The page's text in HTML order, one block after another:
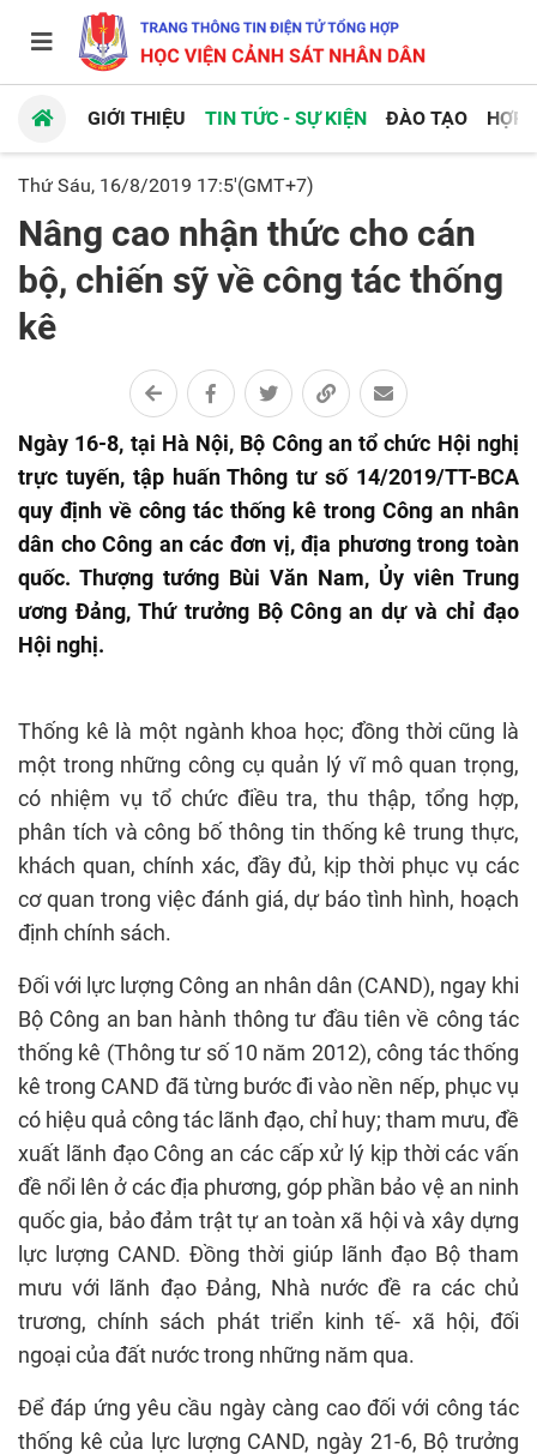
GIỚI THIỆU TIN TỨC - SỰ KIỆN ĐÀO TẠO HỢP
Thứ Sáu, 16/8/2019 17:5'(GMT+7)
Nâng cao nhận thức cho cán
bộ, chiến sỹ về công tác thống
kê
Ngày 16-8, tại Hà Nội, Bộ Công an tổ chức Hội nghị
trực tuyến, tập huấn Thông tư số 14/2019/TT-BCA
quy định về công tác thống kê trong Công an nhân
dân cho Công an các đơn vị, địa phương trong toàn
quốc. Thượng tướng Bùi Văn Nam, Ủy viên Trung
ương Đảng, Thứ trưởng Bộ Công an dự và chỉ đạo
Hội nghị.
Thống kê là một ngành khoa học; đồng thời cũng là
một trong những công cụ quản lý vĩ mô quan trọng,
có nhiệm vụ tổ chức điều tra, thu thập, tổng hợp,
phân tích và công bố thông tin thống kê trung thực,
khách quan, chính xác, đầy đủ, kịp thời phục vụ các
cơ quan trong việc đánh giá, dự báo tình hình, hoạch
định chính sách.
Đối với lực lượng Công an nhân dân (CAND), ngay khi
Bộ Công an ban hành thông tư đầu tiên về công tác
thống kê (Thông tư số 10 năm 2012), công tác thống
kê trong CAND đã từng bước đi vào nền nếp, phục vụ
có hiệu quả công tác lãnh đạo, chỉ huy; tham mưu, đề
xuất lãnh đạo Công an các cấp xử lý kịp thời các vấn
đề nổi lên ở các địa phương, góp phần bảo vệ an ninh
quốc gia, bảo đảm trật tự an toàn xã hội và xây dựng
lực lượng CAND. Đồng thời giúp lãnh đạo Bộ tham
mưu với lãnh đạo Đảng, Nhà nước đề ra các chủ
trương, chính sách phát triển kinh tế- xã hội, đối
ngoại của đất nước trong những năm qua.
Để đáp ứng yêu cầu ngày càng cao đối với công tác
thống kê của lực lượng CAND, ngày 21-6, Bộ trưởng